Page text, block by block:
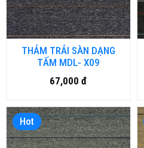
THẢM TRẢI SÀN DẠNG
TẤM MDL- X09
67,000 đ
Hot